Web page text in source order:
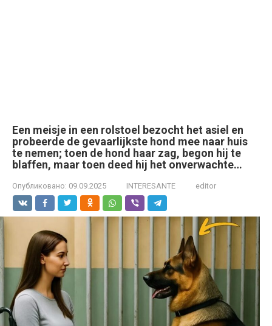
Een meisje in een rolstoel bezocht het asiel en
probeerde de gevaarlijkste hond mee naar huis
te nemen; toen de hond haar zag, begon hij te
blaffen, maar toen deed hij het onverwachte…
Опубликовано: 09.09.2025 INTERESANTE editor